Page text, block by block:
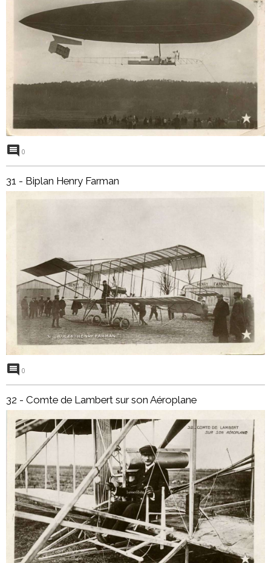
0
31 - Biplan Henry Farman
0
32 - Comte de Lambert sur son Aéroplane